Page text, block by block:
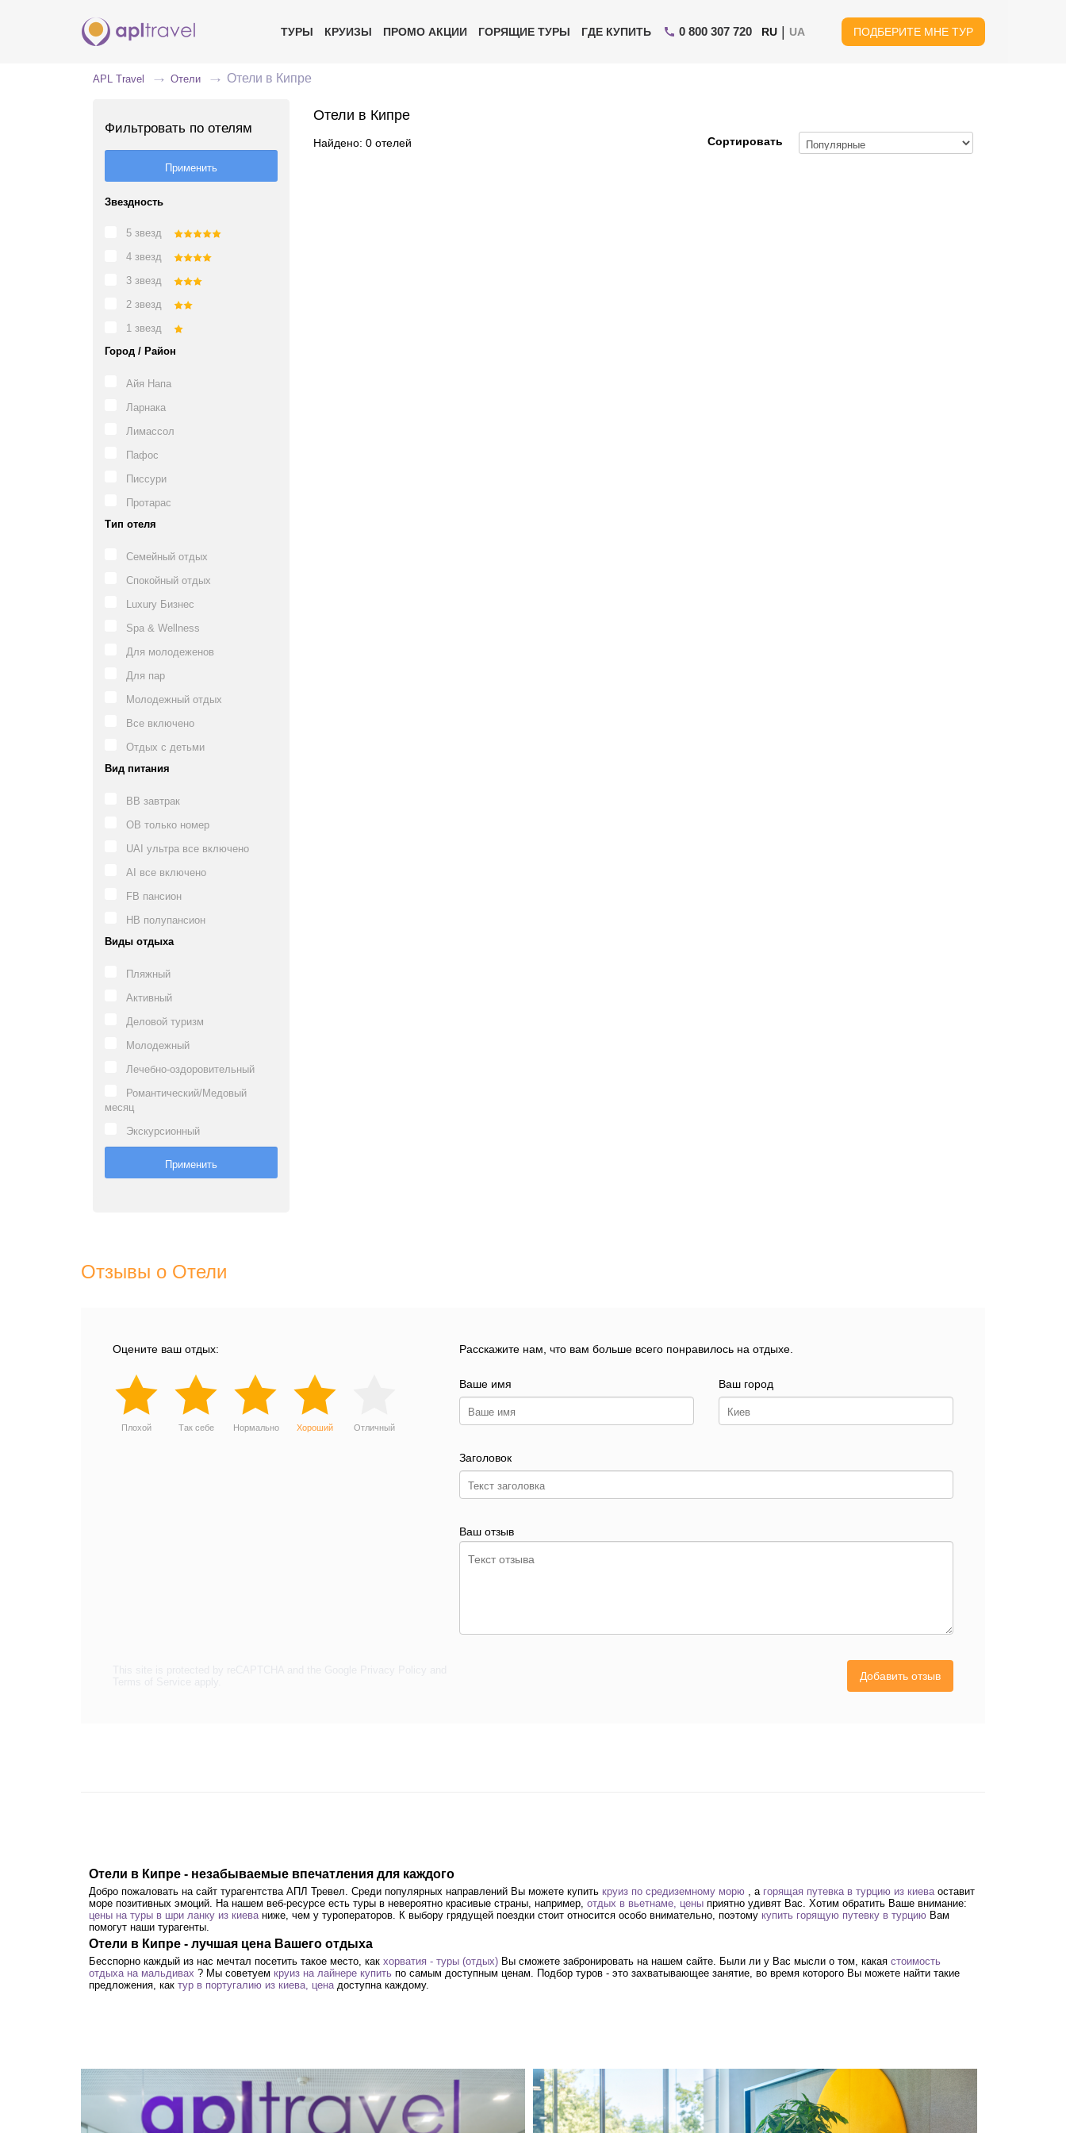
ТУРЫ КРУИЗЫ ПРОМО АКЦИИ ГОРЯЩИЕ ТУРЫ ГДЕ КУПИТЬ 0 800 307 720 RU | UA ПОДБЕРИТЕ МНЕ ТУР
APL Travel Отели Отели в Кипре
Фильтровать по отелям
Звездность
5 звезд
4 звезд
3 звезд
2 звезд
1 звезд
Город / Район
Айя Напа
Ларнака
Лимассол
Пафос
Писсури
Протарас
Тип отеля
Семейный отдых
Спокойный отдых
Luxury Бизнес
Spa & Wellness
Для молодеженов
Для пар
Молодежный отдых
Все включено
Отдых с детьми
Вид питания
BB завтрак
OB только номер
UAI ультра все включено
AI все включено
FB пансион
HB полупансион
Виды отдыха
Пляжный
Активный
Деловой туризм
Молодежный
Лечебно-оздоровительный
Романтический/Медовый
месяц
Экскурсионный
Отели в Кипре
Найдено: 0 отелей Сортировать
Отзывы о Отели
Оцените ваш отдых:
Плохой Так себе Нормально Хороший Отличный
Расскажите нам, что вам больше всего понравилось на отдыхе.
Ваше имя Ваш город
Заголовок
Ваш отзыв
Добавить отзыв
Отели в Кипре - незабываемые впечатления для каждого
Добро пожаловать на сайт турагентства АПЛ Тревел. Среди популярных направлений Вы можете купить круиз по средиземному морю , а горящая путевка в турцию из киеваоставит
море позитивных эмоций. На нашем веб-ресурсе есть туры в невероятно красивые страны, например, отдых в вьетнаме, цены приятно удивят Вас. Хотим обратить Ваше внимание:
цены на туры в шри ланку из киеваниже, чем у туроператоров. К выбору грядущей поездки стоит относится особо внимательно, поэтому купить горящую путевку в турцию Вам
помогут наши турагенты.
Отели в Кипре - лучшая цена Вашего отдыха
Бесспорно каждый из нас мечтал посетить такое место, как хорватия - туры (отдых) Вы сможете забронировать на нашем сайте. Были ли у Вас мысли о том, какая стоимость
отдыха на мальдивах ? Мы советуем круиз на лайнере купить по самым доступным ценам. Подбор туров - это захватывающее занятие, во время которого Вы можете найти такие
предложения, как тур в португалию из киева, ценадоступна каждому.